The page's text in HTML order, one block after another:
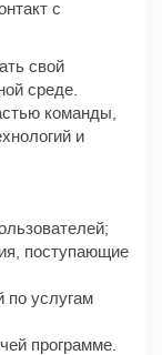
с
свой
среде.
команды,
и
поступающие
по услугам
программе.